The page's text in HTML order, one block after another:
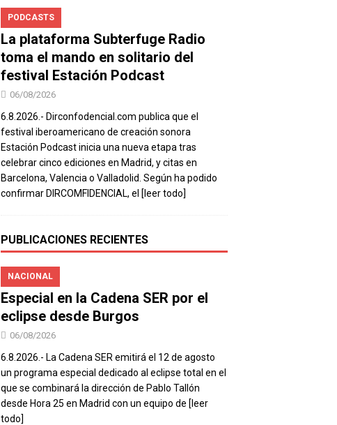
PODCASTS
La plataforma Subterfuge Radio
toma el mando en solitario del
festival Estación Podcast
06/08/2026
6.8.2026.- Dirconfodencial.com publica que el
festival iberoamericano de creación sonora
Estación Podcast inicia una nueva etapa tras
celebrar cinco ediciones en Madrid, y citas en
Barcelona, Valencia o Valladolid. Según ha podido
confirmar DIRCOMFIDENCIAL, el [leer todo]
PUBLICACIONES RECIENTES
NACIONAL
Especial en la Cadena SER por el
eclipse desde Burgos
06/08/2026
6.8.2026.- La Cadena SER emitirá el 12 de agosto
un programa especial dedicado al eclipse total en el
que se combinará la dirección de Pablo Tallón
desde Hora 25 en Madrid con un equipo de [leer
todo]